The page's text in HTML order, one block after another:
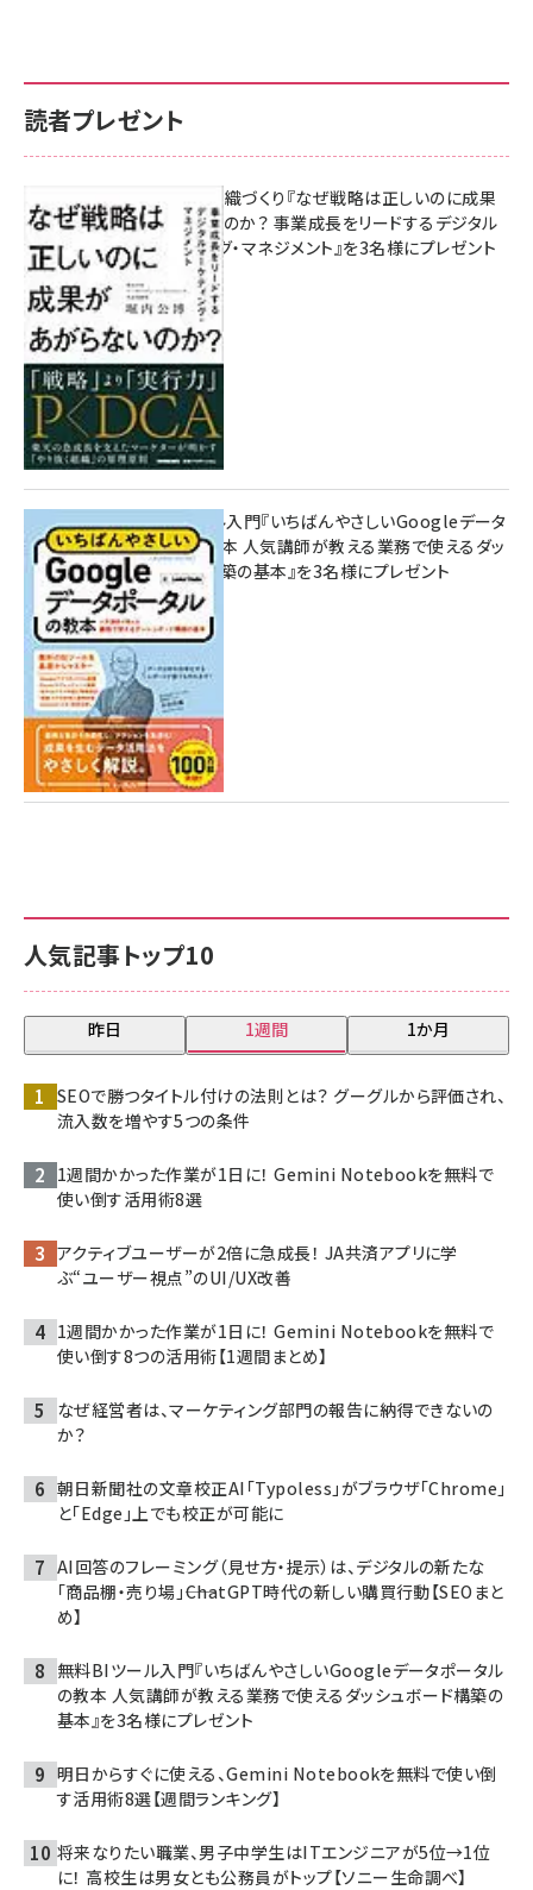
人気記事トップ10
昨日 1週間 1か月
SEOで勝つタイトル付けの法則とは？ グーグルから評価され、
流入数を増やす5つの条件
1週間かかった作業が1日に！ Gemini Notebookを無料で
使い倒す活用術8選
アクティブユーザーが2倍に急成長！ JA共済アプリに学
ぶ“ユーザー視点”のUI/UX改善
1週間かかった作業が1日に！ Gemini Notebookを無料で
使い倒す8つの活用術【1週間まとめ】
なぜ経営者は、マーケティング部門の報告に納得できないの
か？
朝日新聞社の文章校正AI「Typoless」がブラウザ「Chrome」
と「Edge」上でも校正が可能に
AI回答のフレーミング（見せ方・提示）は、デジタルの新たな
「商品棚・売り場」――ChatGPT時代の新しい購買行動【SEOまと
め】
無料BIツール入門『いちばんやさしいGoogleデータポータル
の教本 人気講師が教える業務で使えるダッシュボード構築の
基本』を3名様にプレゼント
明日からすぐに使える、Gemini Notebookを無料で使い倒
す活用術8選【週間ランキング】
将来なりたい職業、男子中学生はITエンジニアが5位→1位
に！ 高校生は男女とも公務員がトップ【ソニー生命調べ】
読者プレゼント
成果を生む組織づくり『なぜ戦略は正しいのに成果
があがらないのか？ 事業成長をリードするデジタル
マーケティング・マネジメント』を3名様にプレゼント
10:00
無料BIツール入門『いちばんやさしいGoogleデータ
ポータルの教本 人気講師が教える業務で使えるダッ
シュボード構築の基本』を3名様にプレゼント
7月31日 10:00